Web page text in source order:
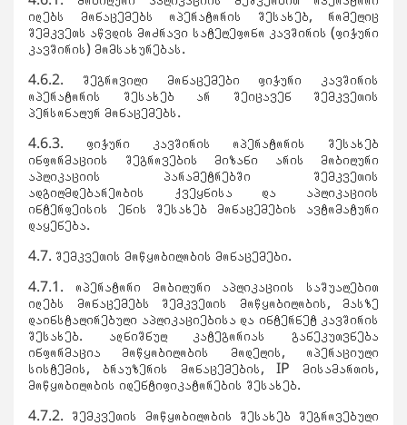
იღებს მონაცემებს ოპერატორის შესახებ, რომელიც
შემკვეთს აწვდის მოძრავი სატელეფონო კავშირის (ფიჭური
კავშირის) მომსახურებას.
4.6.2. შეგროვილი მონაცემები ფიჭური კავშირის
ოპერატორის შესახებ არ შეიცავენ შემკვეთის
პერსონალურ მონაცემებს.
4.6.3. ფიჭური კავშირის ოპერატორის შესახებ
ინფორმაციის შეგროვების მიზანი არის მობილური
აპლიკაციის პარამეტრებში შემკვეთის
ადგილმდებარეობის ქვეყნისა და აპლიკაციის
ინტერფეისის ენის შესახებ მონაცემების ავტომატური
დაყენება.
4.7. შემკვეთის მოწყობილობის მონაცემები.
4.7.1. ოპერატორი მობილური აპლიკაციის საშუალებით
იღებს მონაცემებს შემკვეთის მოწყობილობის, მასზე
დაინსტალირებული აპლიკაციებისა და ინტერნეტ კავშირის
შესახებ. აღნიშნულ კატეგორიას განეკუთვნება
ინფორმაცია მოწყობილობის მოდელის, ოპერაციული
სისტემის, ბრაუზერის მონაცემების, IP მისამართის,
მოწყობილობის იდენტიფიკატორების შესახებ.
4.7.2. შემკვეთის მოწყობილობის შესახებ შეგროვებული